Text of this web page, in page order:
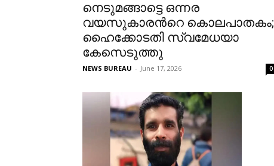
നെടുമങ്ങാട്ടെ ഒന്നര
വയസുകാരന്‍റെ കൊലപാതകം;
ഹൈക്കോടതി സ്വമേധയാ
കേസെടുത്തു
NEWS BUREAU - June 17, 2026 0